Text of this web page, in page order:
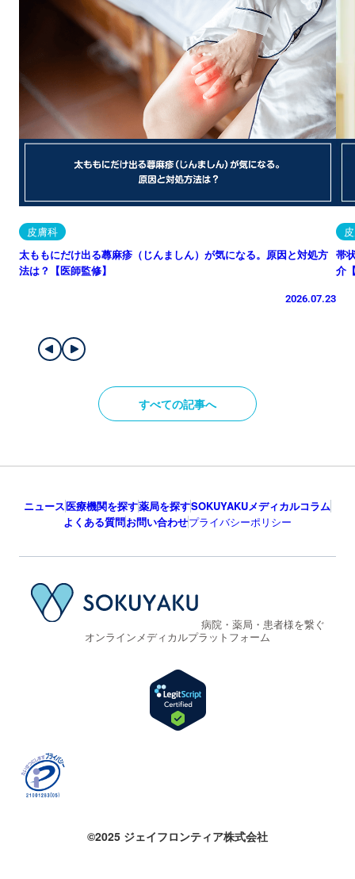
皮膚科
太ももにだけ出る蕁麻疹（じんましん）が気になる。原因と対処方
法は？【医師監修】
2026.07.23
帯
介
すべての記事へ
ニュース医療機関を探す薬局を探すSOKUYAKUメディカルコラム
よくある質問お問い合わせプライバシーポリシー
病院・薬局・患者様を繋ぐ
オンラインメディカルプラットフォーム
©2025 ジェイフロンティア株式会社